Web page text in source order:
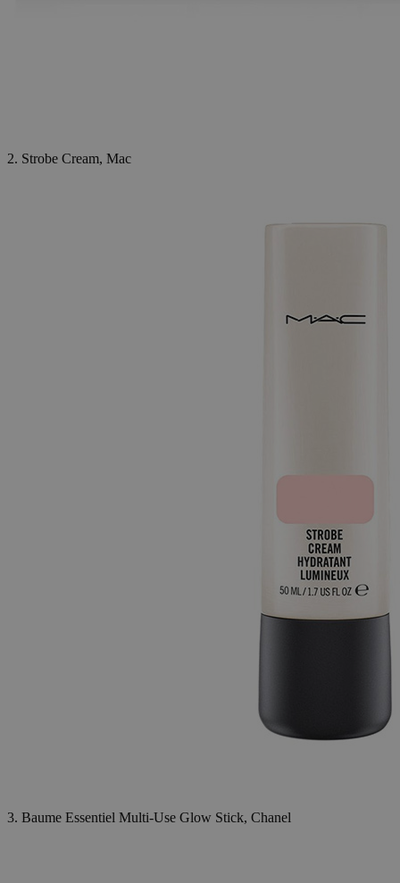
2. Strobe Cream, Mac
3. Baume Essentiel Multi-Use Glow Stick, Chanel